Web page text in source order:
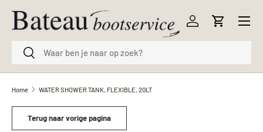
Ga naar inhoud
ZoekenZoeken
Inloggen
Menu
Home WATER SHOWER TANK, FLEXIBLE, 20LT
Terug naar vorige pagina